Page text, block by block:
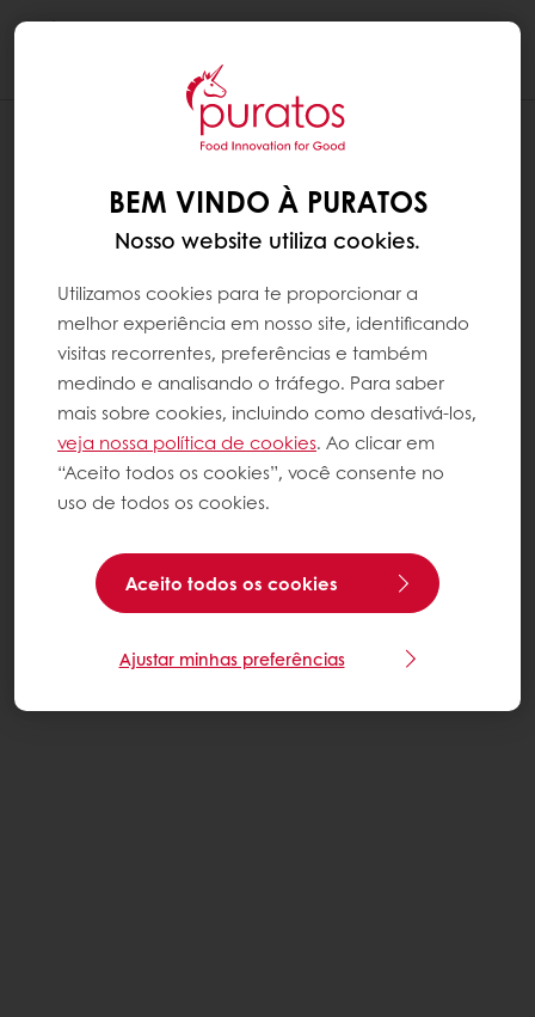
BEM VINDO À PURATOS
Nosso website utiliza cookies.
Utilizamos cookies para te proporcionar a
melhor experiência em nosso site, identificando
visitas recorrentes, preferências e também
medindo e analisando o tráfego. Para saber
mais sobre cookies, incluindo como desativá-los,
veja nossa política de cookies. Ao clicar em
“Aceito todos os cookies”, você consente no
uso de todos os cookies.
Aceito todos os cookies
Ajustar minhas preferências